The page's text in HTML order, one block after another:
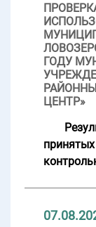
ГОДУ
ЦЕНТР»